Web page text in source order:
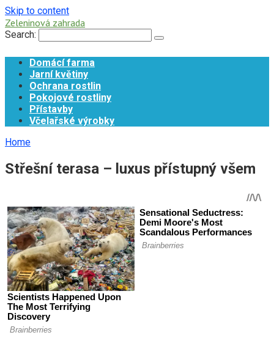
Skip to content
Zeleninová zahrada
Search:
Domácí farma
Jarní květiny
Ochrana rostlin
Pokojové rostliny
Přístavby
Včelařské výrobky
Home
Střešní terasa – luxus přístupný všem